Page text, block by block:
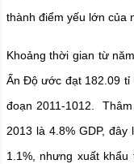
thành điểm yếu lớn của
Khoảng thời gian từ
Ấn Độ ước đạt 182.09 tỉ
đoạn 2011-1012.
2013 là 4.8% GDP,
1.1%, nhưng xuất